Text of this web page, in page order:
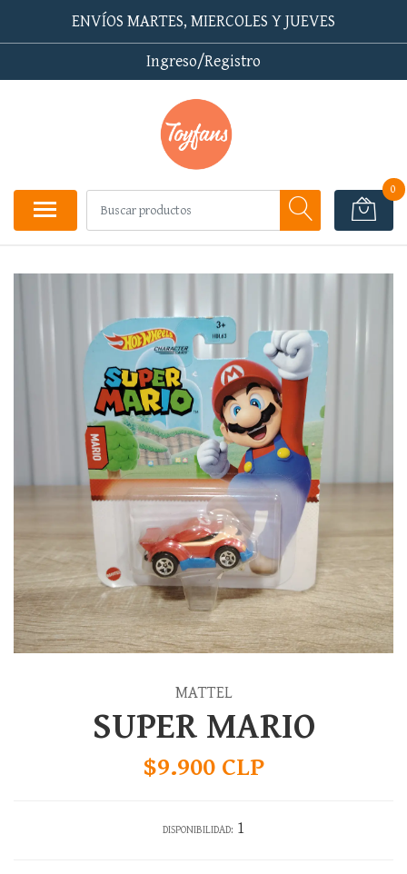
ENVÍOS MARTES, MIERCOLES Y JUEVES
Ingreso/Registro
0
MATTEL
SUPER MARIO
$9.900 CLP
DISPONIBILIDAD: 1